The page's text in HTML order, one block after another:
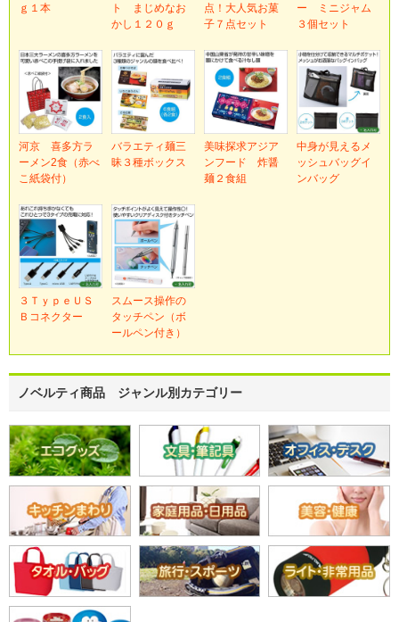
ｇ１本
ト まじめなお
かし１２０ｇ
点！大人気お菓
子７点セット
ー ミニジャム
３個セット
河京 喜多方ラ
ーメン2食（赤べ
こ紙袋付）
バラエティ麺三
昧３種ボックス
美味探求アジア
ンフード 炸醤
麺２食組
中身が見えるメ
ッシュバッグイ
ンバッグ
３ＴｙｐｅＵＳ
Ｂコネクター
スムース操作の
タッチペン（ボ
ールペン付き）
ノベルティ商品 ジャンル別カテゴリー